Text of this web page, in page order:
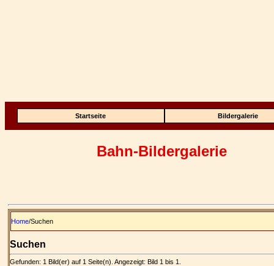
Startseite Bildergalerie
Bahn-Bildergalerie
Home/Suchen
Suchen
Gefunden: 1 Bild(er) auf 1 Seite(n). Angezeigt: Bild 1 bis 1.